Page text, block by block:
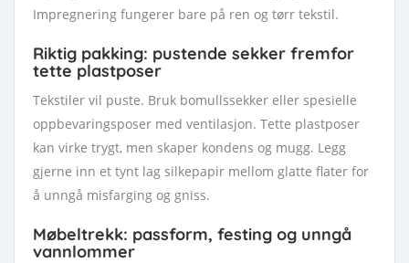
Impregnering fungerer bare på ren og tørr tekstil.
Riktig pakking: pustende sekker fremfor
tette plastposer
Tekstiler vil puste. Bruk bomullssekker eller spesielle
oppbevaringsposer med ventilasjon. Tette plastposer
kan virke trygt, men skaper kondens og mugg. Legg
gjerne inn et tynt lag silkepapir mellom glatte flater for
å unngå misfarging og gniss.
Møbeltrekk: passform, festing og unngå
vannlommer